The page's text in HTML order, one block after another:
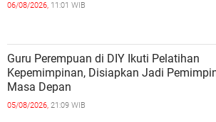
06/08/2026, 11:01 WIB
Guru Perempuan di DIY Ikuti Pelatihan
Kepemimpinan, Disiapkan Jadi
Masa Depan
05/08/2026, 21:09 WIB